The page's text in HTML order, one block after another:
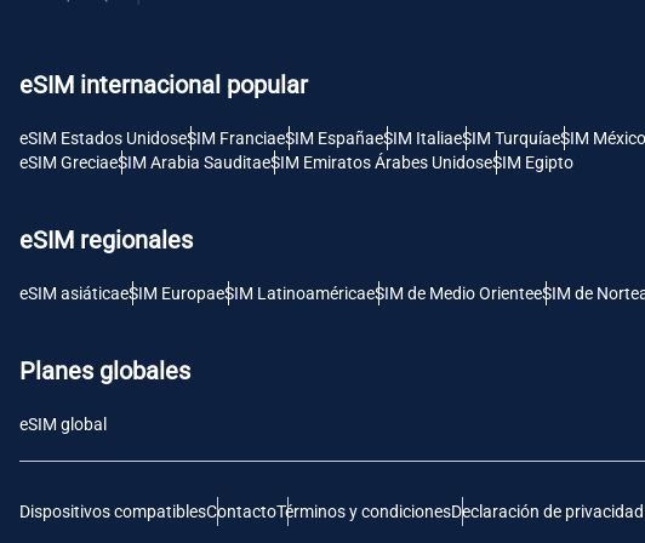
eSIM internacional popular
eSIM Estados UnidoseSIM FranciaeSIM EspañaeSIM ItaliaeSIM TurquíaeSIM México
eSIM GreciaeSIM Arabia SauditaeSIM Emiratos Árabes UnidoseSIM Egipto
eSIM regionales
eSIM asiáticaeSIM EuropaeSIM LatinoaméricaeSIM de Medio OrienteeSIM de
Planes globales
eSIM global
Dispositivos compatiblesContactoTérminos y condicionesDeclaración de privacidad
Deutsch
Polski
THB - Baht